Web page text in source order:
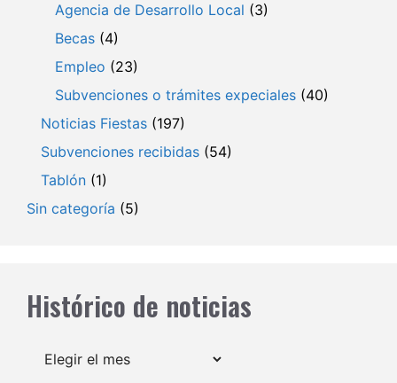
Agencia de Desarrollo Local (3)
Becas (4)
Empleo (23)
Subvenciones o trámites expeciales (40)
Noticias Fiestas (197)
Subvenciones recibidas (54)
Tablón (1)
Sin categoría (5)
Histórico de noticias
Archivos